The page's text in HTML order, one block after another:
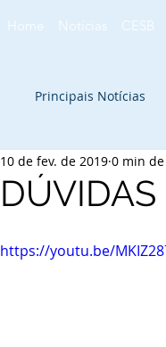
Home Notícias CESB
Principais Notícias
DÚVIDAS
10 de fev. de 2019 0 min
https://youtu.be/